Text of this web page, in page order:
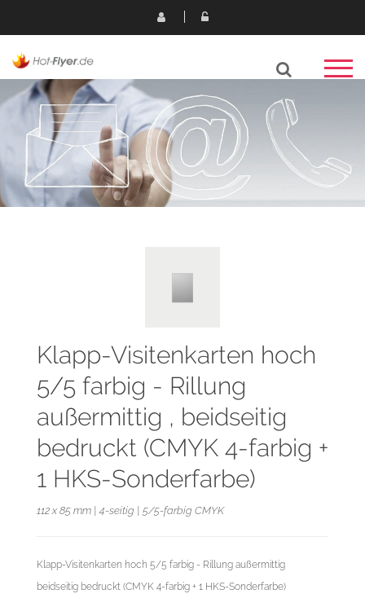
Klapp-Visitenkarten hoch
5/5 farbig - Rillung
außermittig , beidseitig
bedruckt (CMYK 4-farbig +
1 HKS-Sonderfarbe)
112 x 85 mm | 4-seitig | 5/5-farbig CMYK
Klapp-Visitenkarten hoch 5/5 farbig - Rillung außermittig
beidseitig bedruckt (CMYK 4-farbig + 1 HKS-Sonderfarbe)